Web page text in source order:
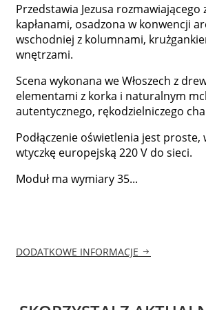
Przedstawia Jezusa rozmawiającego
kapłanami, osadzona w konwencji
wschodniej z kolumnami,
wnętrzami.
Scena wykonana we Włoszech z
elementami z korka i naturalnym
autentycznego, rękodzielniczego
Podłączenie oświetlenia jest proste,
wtyczkę europejską 220 V do sieci.
Moduł ma wymiary 35...
DODATKOWE INFORMACJE